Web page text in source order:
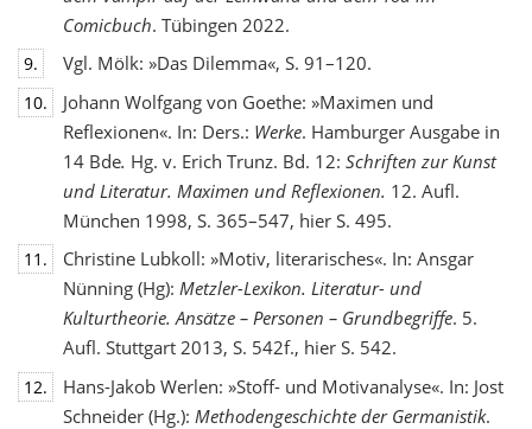
Comicbuch. Tübingen 2022.
9. Vgl. Mölk: »Das Dilemma«, S. 91–120.
10.
Johann Wolfgang von Goethe: »Maximen und
Reflexionen«. In: Ders.: Werke. Hamburger Ausgabe in
14 Bde. Hg. v. Erich Trunz. Bd. 12: Schriften zur Kunst
und Literatur. Maximen und Reflexionen. 12. Aufl.
München 1998, S. 365–547, hier S. 495.
11.
Christine Lubkoll: »Motiv, literarisches«. In: Ansgar
Nünning (Hg): Metzler-Lexikon. Literatur- und
Kulturtheorie. Ansätze – Personen – Grundbegriffe. 5.
Aufl. Stuttgart 2013, S. 542f., hier S. 542.
12.
Hans-Jakob Werlen: »Stoff- und Motivanalyse«. In: Jost
Schneider (Hg.): Methodengeschichte der Germanistik.